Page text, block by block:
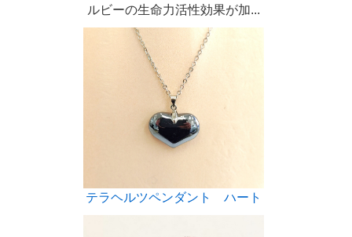
ルビーの生命力活性効果が加...
テラヘルツペンダント ハート